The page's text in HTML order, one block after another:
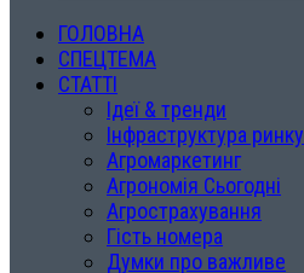
ГОЛОВНА
СПЕЦТЕМА
СТАТТІ
Ідеї & тренди
Інфраструктура ринку
Агромаркетинг
Агрономія Сьогодні
Агрострахування
Гість номера
Думки про важливе